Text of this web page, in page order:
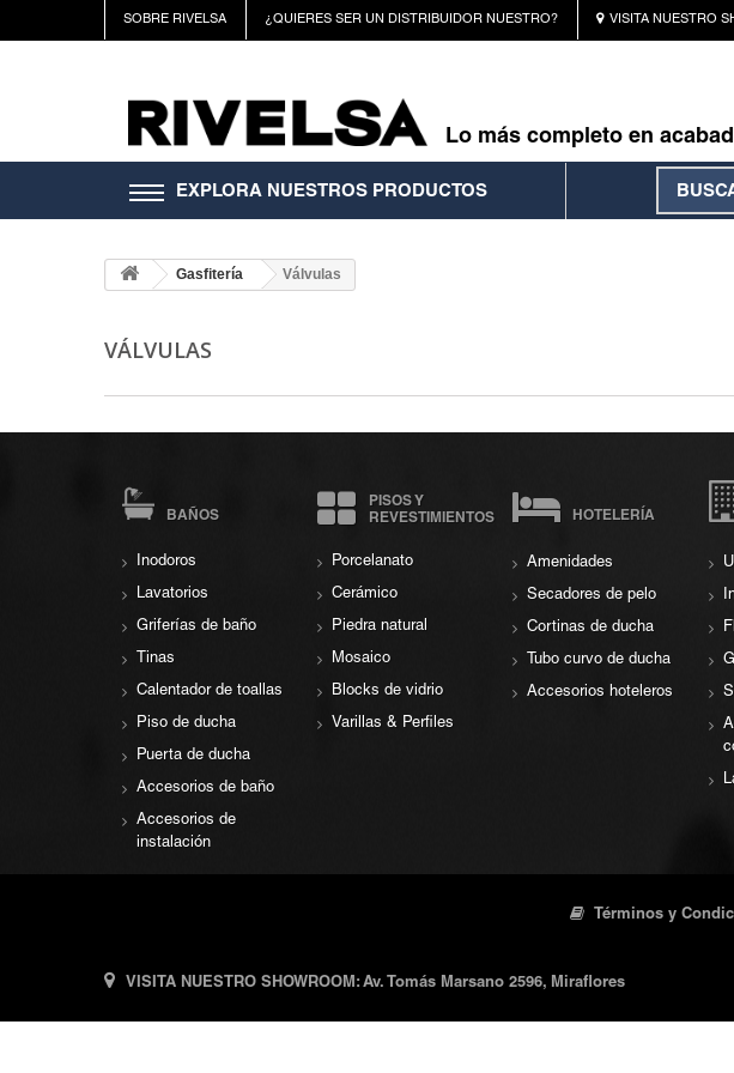
SOBRE RIVELSA ¿QUIERES SER UN DISTRIBUIDOR NUESTRO? VISITA NUESTRO
Lo más completo en
EXPLORA NUESTROS PRODUCTOS
Gasfitería Válvulas
VÁLVULAS
BAÑOS
Inodoros
Lavatorios
Griferías de baño
Tinas
Calentador de toallas
Piso de ducha
Puerta de ducha
Accesorios de baño
Accesorios de
instalación
PISOS Y
REVESTIMIENTOS
Porcelanato
Cerámico
Piedra natural
Mosaico
Blocks de vidrio
Varillas & Perfiles
HOTELERÍA
Amenidades
Secadores de pelo
Cortinas de ducha
Tubo curvo de ducha
Accesorios hoteleros
Términos y
VISITA NUESTRO SHOWROOM: Av. Tomás Marsano 2596, Miraflores